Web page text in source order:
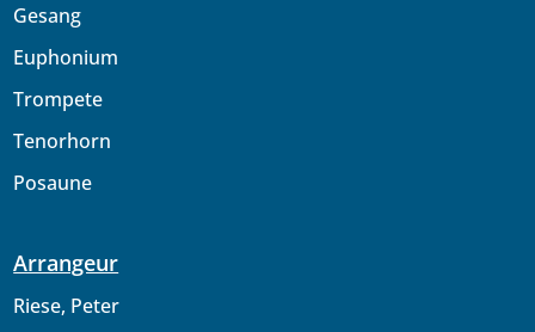
Gesang
Euphonium
Trompete
Tenorhorn
Posaune
Arrangeur
Riese, Peter